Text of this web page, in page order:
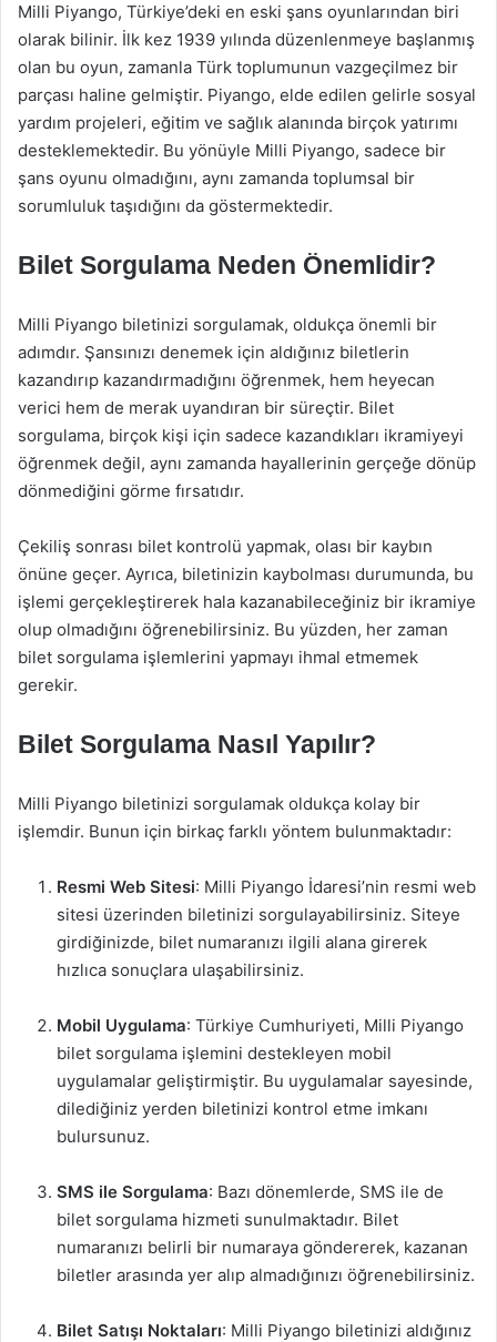
Milli Piyango, Türkiye’deki en eski şans oyunlarından biri
olarak bilinir. İlk kez 1939 yılında düzenlenmeye başlanmış
olan bu oyun, zamanla Türk toplumunun vazgeçilmez bir
parçası haline gelmiştir. Piyango, elde edilen gelirle sosyal
yardım projeleri, eğitim ve sağlık alanında birçok yatırımı
desteklemektedir. Bu yönüyle Milli Piyango, sadece bir
şans oyunu olmadığını, aynı zamanda toplumsal bir
sorumluluk taşıdığını da göstermektedir.
Bilet Sorgulama Neden Önemlidir?
Milli Piyango biletinizi sorgulamak, oldukça önemli bir
adımdır. Şansınızı denemek için aldığınız biletlerin
kazandırıp kazandırmadığını öğrenmek, hem heyecan
verici hem de merak uyandıran bir süreçtir. Bilet
sorgulama, birçok kişi için sadece kazandıkları ikramiyeyi
öğrenmek değil, aynı zamanda hayallerinin gerçeğe dönüp
dönmediğini görme fırsatıdır.
Çekiliş sonrası bilet kontrolü yapmak, olası bir kaybın
önüne geçer. Ayrıca, biletinizin kaybolması durumunda, bu
işlemi gerçekleştirerek hala kazanabileceğiniz bir ikramiye
olup olmadığını öğrenebilirsiniz. Bu yüzden, her zaman
bilet sorgulama işlemlerini yapmayı ihmal etmemek
gerekir.
Bilet Sorgulama Nasıl Yapılır?
Milli Piyango biletinizi sorgulamak oldukça kolay bir
işlemdir. Bunun için birkaç farklı yöntem bulunmaktadır:
Resmi Web Sitesi: Milli Piyango İdaresi’nin resmi web
sitesi üzerinden biletinizi sorgulayabilirsiniz. Siteye
girdiğinizde, bilet numaranızı ilgili alana girerek
hızlıca sonuçlara ulaşabilirsiniz.
Mobil Uygulama: Türkiye Cumhuriyeti, Milli Piyango
bilet sorgulama işlemini destekleyen mobil
uygulamalar geliştirmiştir. Bu uygulamalar sayesinde,
dilediğiniz yerden biletinizi kontrol etme imkanı
bulursunuz.
SMS ile Sorgulama: Bazı dönemlerde, SMS ile de
bilet sorgulama hizmeti sunulmaktadır. Bilet
numaranızı belirli bir numaraya göndererek, kazanan
biletler arasında yer alıp almadığınızı öğrenebilirsiniz.
Bilet Satışı Noktaları: Milli Piyango biletinizi aldığınız